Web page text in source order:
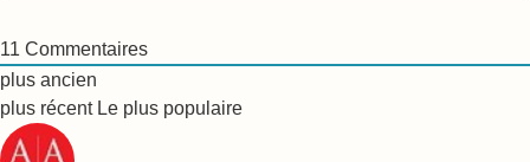
11 Commentaires
plus ancien
plus récent Le plus populaire